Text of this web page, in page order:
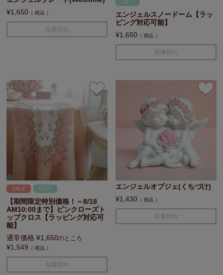
¥1,650 税込
在庫切れ
GIFT
エンジェルスノードーム【ラッ
ピング対応可能】
¥1,650 税込
在庫切れ
SALE GIFT
【期間限定特別価格！～8/18
AM10:00まで】ピンクローズト
ップクロス【ラッピング対応可
能】
通常価格 ¥1,650のところ
¥1,549 税込
在庫切れ
エンジェルオブジェ(くちづけ)
¥1,430 税込
在庫切れ